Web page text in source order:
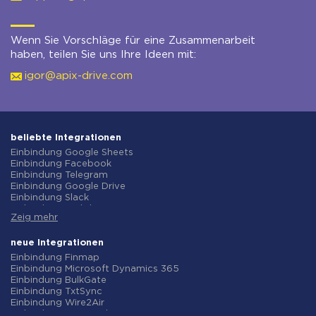
Wenn Sie Vorschläge für eine Zusammenarbeit
haben, teilen Sie uns Ihre Ideen mit:
igor@apix-drive.com
beliebte Integrationen
Einbindung Google Sheets
Einbindung Facebook
Einbindung Telegram
Einbindung Google Drive
Einbindung Slack
Einbindung Gmail
Einbindung ClickUp
Einbindung Airtable
Einbindung Google Contacts
Einbindung OpenAI (ChatGPT)
Einbindung Instagram
Einbindung ActiveCampaign
Einbindung Typeform
Zeig mehr
neue Integrationen
Einbindung Finmap
Einbindung Microsoft Dynamics 365
Einbindung BulkGate
Einbindung TxtSync
Einbindung Wire2Air